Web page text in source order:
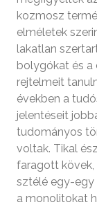
kozmosz
elméletek
lakatlan
bolygókat és a
rejtelmeit
években a
jelentéseit
tudományos
voltak. Tikal
faragott kövek,
sztélé egy-egy
a monolitokat